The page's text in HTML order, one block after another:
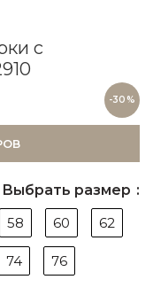
с
-30%
Выбрать размер
58 60 62
74 76